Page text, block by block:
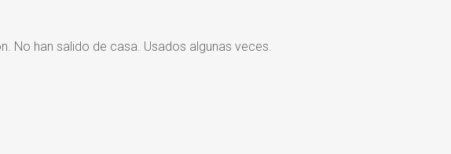
No han salido de casa. Usados algunas veces.